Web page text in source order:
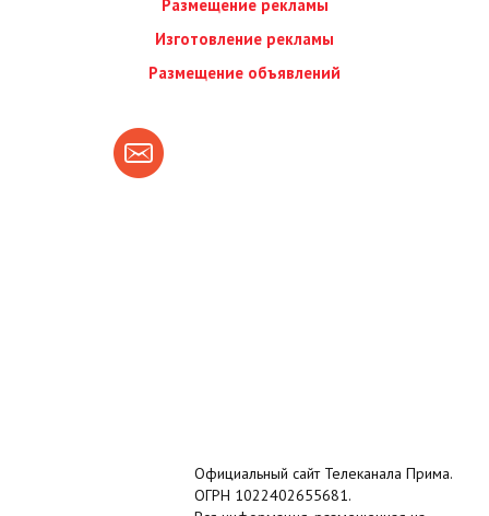
Размещение рекламы
Изготовление рекламы
Размещение объявлений
Официальный сайт Телеканала Прима.
ОГРН 1022402655681.